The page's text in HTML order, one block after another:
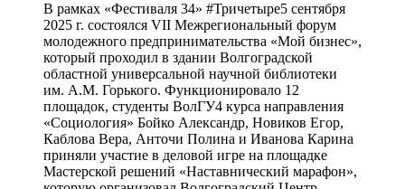
В рамках «Фестиваля 34» #Тричетыре5 сентября
2025 г. состоялся VII Межрегиональный форум
молодежного предпринимательства «Мой бизнес»,
который проходил в здании Волгоградской
областной универсальной научной библиотеки
им. А.М. Горького. Функционировало 12
площадок, студенты ВолГУ4 курса направления
«Социология» Бойко Александр, Новиков Егор,
Каблова Вера, Анточи Полина и Иванова Карина
приняли участие в деловой игре на площадке
Мастерской решений «Наставнический марафон»,